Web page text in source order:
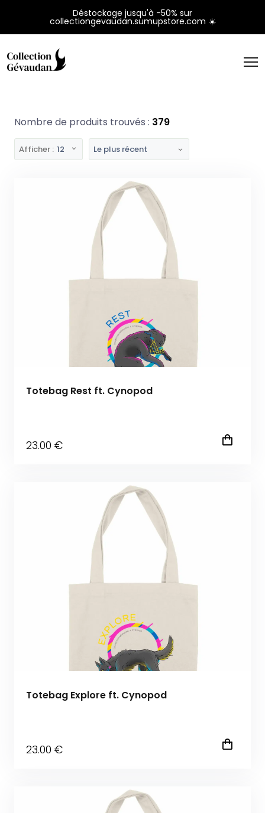
Déstockage jusqu'à -50% sur
collectiongevaudan.sumupstore.com ☀️
Nombre de produits trouvés : 379
Afficher : 12 Le plus récent
Totebag Rest ft. Cynopod
23.00 €
Totebag Explore ft. Cynopod
23.00 €
Panneau de gestion des cookies